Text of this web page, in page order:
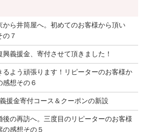
から井筒屋へ。初めてのお客様から頂い
の７
義援金、寄付させて頂きました！
るよう頑張ります！リピーターのお客様か
感想その６
援金寄付コース＆クーポンの新設
後の再訪へ。三度目のリピーターのお客様
の感想その５